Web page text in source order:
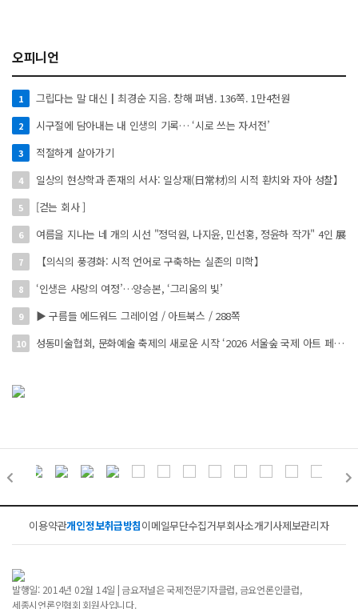
오피니언
1 그립다는 말 대신┃최경순 지음. 창해 펴냄. 136쪽. 1만4천원
2 시구절에 담아내는 내 인생의 기록… ‘시로 쓰는 자서전’
3 적절하게 살아가기
4 일상의 현상학과 존재의 서사: 일상재(日常材)의 시적 환치와 자아 성찰】
5 [걷는 회사 ]
6 여름을 지나는 네 개의 시선 "정덕원, 나지윤, 민선홍, 정윤하 작가" 4인 展
7 【의식의 풍경화: 시적 언어로 구축하는 실존의 미학】
8 ‘인생은 사랑의 여정’…양승본, ‘그리움의 빛’
9 ▶ 구름들 에드워드 그레이엄 / 아트북스 / 288쪽
10 성동미술협회, 문화예술 축제의 새로운 시작 ‘2026 서울숲 국제 아트 페스타’ 개최
이용약관개인정보취급방침이메일무단수집거부회사소개기사제보관리자
발행일: 2014년 02월 14일 | 금요저널은 국제전문기자클럽, 금요언론인클럽,
세종시언론인협회 회원사입니다.